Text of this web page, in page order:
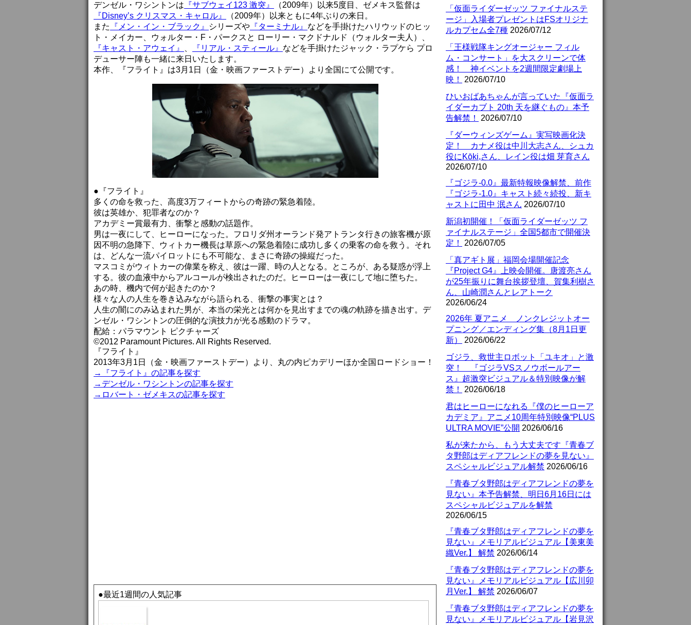
デンゼル・ワシントンは 『サブウェイ123 激突』
（2009年）以来5度目、ゼメキス監督は
『Disney’s クリスマス・キャロル』
（2009年）以来ともに4年ぶりの来日。
また
『メン・イン・ブラック』 シリーズや 『ターミナル』 などを手掛けたハリウッドのヒッ
ト・メイカー、ウォルター・F・パークスと ローリー・マクドナルド（ウォルター夫人）、
『キャスト・アウェイ』
『リアル・スティール』 などを手掛けたジャック・ラプケら プロ
デューサー陣も一緒に来日いたします。
本作、『フライト』は3月1日（金・映画ファーストデー）より全国にて公開です。
●『フライト』
多くの命を救った、高度3万フィートからの奇跡の緊急着陸。
彼は英雄か、犯罪者なのか？
アカデミー賞最有力、衝撃と感動の話題作。
男は一夜にして、ヒーローになった。フロリダ州オーランド発アトランタ行きの旅客機が原
因不明の急降下、ウィトカー機長は草原への緊急着陸に成功し多くの乗客の命を救う。それ
は、どんな一流パイロットにも不可能な、まさに奇跡の操縦だった。
マスコミがウィトカーの偉業を称え、彼は一躍、時の人となる。ところが、ある疑惑が浮上
する。彼の血液中からアルコールが検出されたのだ。ヒーローは一夜にして地に堕ちた。
あの時、機内で何が起きたのか？
様々な人の人生を巻き込みながら語られる、衝撃の事実とは？
人生の闇にのみ込まれた男が、本当の栄光とは何かを見出すまでの魂の軌跡を描き出す。デ
ンゼル・ワシントンの圧倒的な演技力が光る感動のドラマ。
配給：パラマウント ピクチャーズ
©2012 Paramount Pictures. All Rights Reserved.
『フライト』
2013年3月1日（金・映画ファーストデー）より、丸の内ピカデリーほか全国ロードショー！
→『フライト』の記事を探す
→デンゼル・ワシントンの記事を探す
→ロバート・ゼメキスの記事を探す
●最近1週間の人気記事
「仮面ライダーゼッツ ファイナルステ
ージ」入場者プレゼントはFSオリジナ
ルカプセム全7種 2026/07/12
「王様戦隊キングオージャー フィル
ム・コンサート」を大スクリーンで体
感！ 神イベントを2週間限定劇場上
映！
2026/07/10
ひいおばあちゃんが言っていた『仮面ラ
イダーカブト 20th 天を継ぐもの』本予
告解禁！
2026/07/10
『ダーウィンズゲーム』実写映画化決
定！ カナメ役は中川大志さん、シュカ
役にKōki,さん、レイン役は畑 芽育さん
2026/07/10
『ゴジラ-0.0』最新特報映像解禁、前作
『ゴジラ-1.0』キャスト続々続投、新キ
ャストに田中 泯さん 2026/07/10
新潟初開催！「仮面ライダーゼッツ フ
ァイナルステージ」全国5都市で開催決
定！
2026/07/05
「真アギト展」福岡会場開催記念
『Project G4』上映会開催。唐渡亮さん
が25年振りに舞台挨拶登壇、賀集利樹さ
ん、山崎潤さんとレアトーク
2026/06/24
2026年 夏アニメ ノンクレジットオー
プニング／エンディング集（8月1日更
新）
2026/06/22
ゴジラ、救世主ロボット「ユキオ」と激
突！ 『ゴジラVSスノウボールアー
ス』超激突ビジュアル＆特別映像が解
禁！
2026/06/18
君はヒーローになれる『僕のヒーローア
カデミア』アニメ10周年特別映像“PLUS
ULTRA MOVIE”公開 2026/06/16
私が来たから、もう大丈夫です『青春ブ
タ野郎はディアフレンドの夢を見ない』
スペシャルビジュアル解禁 2026/06/16
『青春ブタ野郎はディアフレンドの夢を
見ない』本予告解禁、明日6月16日には
スペシャルビジュアルを解禁
2026/06/15
『青春ブタ野郎はディアフレンドの夢を
見ない』メモリアルビジュアル【美東美
織Ver.】 解禁 2026/06/14
『青春ブタ野郎はディアフレンドの夢を
見ない』メモリアルビジュアル【広川卯
月Ver.】 解禁 2026/06/07
『青春ブタ野郎はディアフレンドの夢を
見ない』メモリアルビジュアル【岩見沢